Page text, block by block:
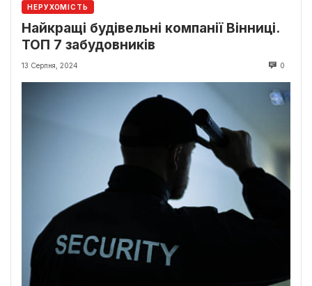
НЕРУХОМІСТЬ
Найкращі будівельні компанії Вінниці.
ТОП 7 забудовників
13 Серпня, 2024 0